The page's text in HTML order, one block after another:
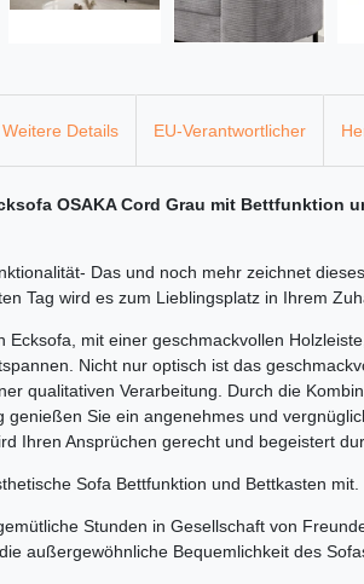
Weitere Details EU-Verantwortlicher
OSAKA Cord Grau mit Bettfunktion
Das und noch mehr zeichnet
Tag wird es zum Lieblingsplatz in Ihrem
Ecksofa, mit einer geschmackvollen
Nicht nur optisch ist das
qualitativen Verarbeitung. Durch die
genießen Sie ein angenehmes und
Ihren Ansprüchen gerecht und begeistert
Sofa Bettfunktion und Bettkasten mit.
Stunden in Gesellschaft von
außergewöhnliche Bequemlichkeit des